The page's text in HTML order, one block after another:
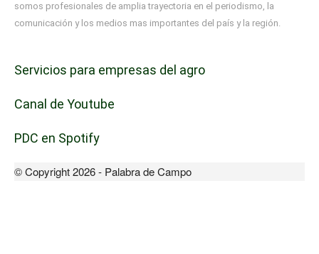
somos profesionales de amplia trayectoria en el periodismo, la
comunicación y los medios mas importantes del país y la región.
Servicios para empresas del agro
Canal de Youtube
PDC en Spotify
© Copyright 2026 - Palabra de Campo